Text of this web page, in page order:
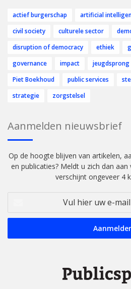
actief burgerschap artificial
civil society
culturele sector
disruption of democracy
ethiek
governance
impact jeugdsprong
Piet Boekhoud
public services
strategie
zorgstelsel
Aanmelden nieuwsbrief
Op de hoogte blijven van artikelen,
en publicaties? Meldt u zich dan
verschijnt ongeveer 4
uw
mail